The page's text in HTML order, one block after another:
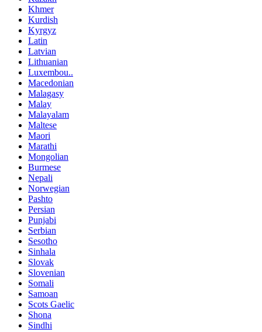
Khmer
Kurdish
Kyrgyz
Latin
Latvian
Lithuanian
Luxembou..
Macedonian
Malagasy
Malay
Malayalam
Maltese
Maori
Marathi
Mongolian
Burmese
Nepali
Norwegian
Pashto
Persian
Punjabi
Serbian
Sesotho
Sinhala
Slovak
Slovenian
Somali
Samoan
Scots Gaelic
Shona
Sindhi